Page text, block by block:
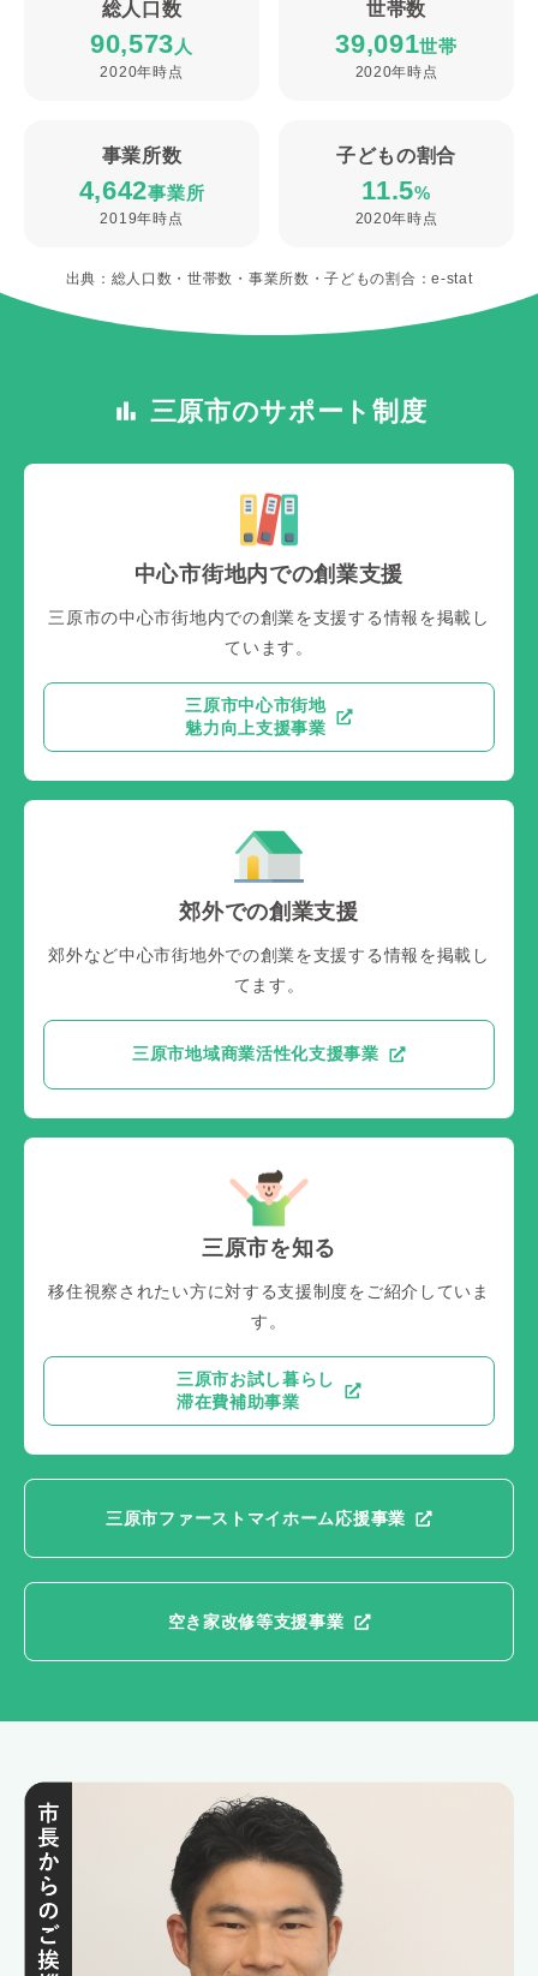
総人口数
90,573 人
2020年時点
世帯数
39,091世帯
2020年時点
事業所数
4,642事業所
2019年時点
子どもの割合
11.5%
2020年時点
出典：総人口数・世帯数・事業所数・子どもの割合：e-stat
三原市のサポート制度
中心市街地内での創業支援
三原市の中心市街地内での創業を支援する情報を掲載し
ています。
三原市中心市街地
魅力向上支援事業
郊外での創業支援
郊外など中心市街地外での創業を支援する情報を掲載し
てます。
三原市地域商業活性化支援事業
三原市を知る
移住視察されたい方に対する支援制度をご紹介していま
す。
三原市お試し暮らし
滞在費補助事業
三原市ファーストマイホーム応援事業
空き家改修等支援事業